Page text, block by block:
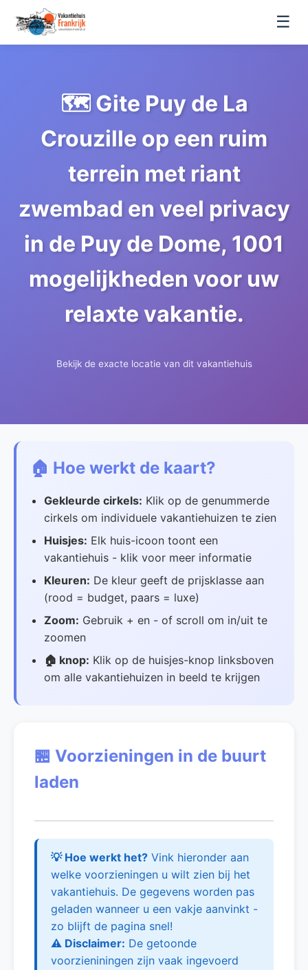
☰
🗺️ Gite Puy de La
Crouzille op een ruim
terrein met riant
zwembad en veel privacy
in de Puy de Dome, 1001
mogelijkheden voor uw
relaxte vakantie.
Bekijk de exacte locatie van dit vakantiehuis
🏠 Hoe werkt de kaart?
Gekleurde cirkels: Klik op de genummerde
cirkels om individuele vakantiehuizen te zien
Huisjes: Elk huis-icoon toont een
vakantiehuis - klik voor meer informatie
Kleuren: De kleur geeft de prijsklasse aan
(rood = budget, paars = luxe)
Zoom: Gebruik + en - of scroll om in/uit te
zoomen
🏠 knop: Klik op de huisjes-knop linksboven
om alle vakantiehuizen in beeld te krijgen
🏪 Voorzieningen in de buurt
laden
💡 Hoe werkt het? Vink hieronder aan
welke voorzieningen u wilt zien bij het
vakantiehuis. De gegevens worden pas
geladen wanneer u een vakje aanvinkt -
zo blijft de pagina snel!
⚠️ Disclaimer: De getoonde
voorzieniningen zijn vaak ingevoerd